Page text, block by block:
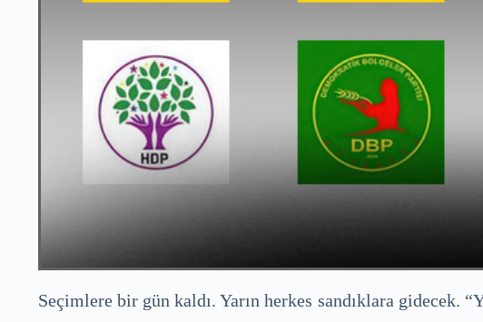
Seçimlere bir gün kaldı. Yarın herkes sandıklara gidecek.